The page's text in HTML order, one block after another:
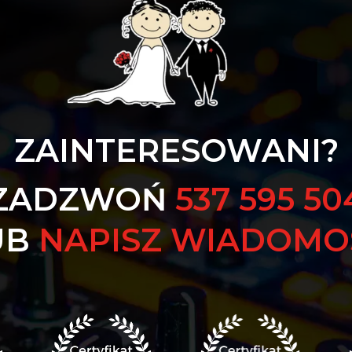
ZAINTERESOWANI?
537 595
NAPISZ